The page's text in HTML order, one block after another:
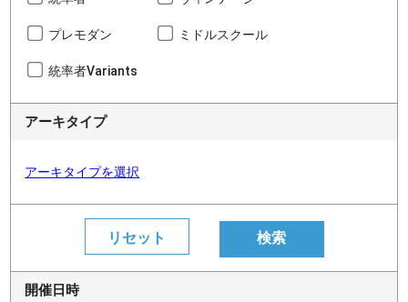
プレモダン ミドルスクール
統率者Variants
アーキタイプ
アーキタイプを選択
開催日時